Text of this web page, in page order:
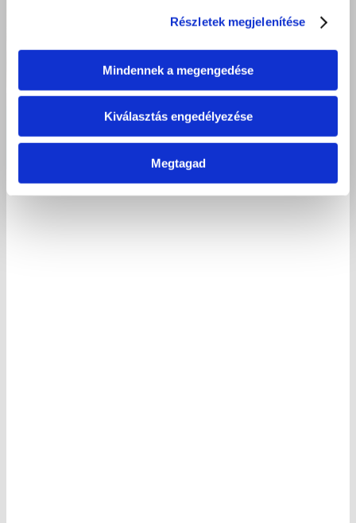
Részletek megjelenítése
Mindennek a megengedése
Kiválasztás engedélyezése
Megtagad
Sikeres szakmai vizsgák Kisvárdán – Új pincérek és szakácsok
indulnak a vendéglátás világába
2026 június 23.